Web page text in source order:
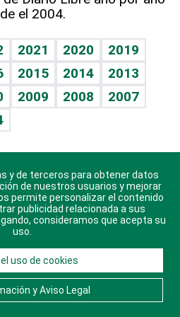
el 2004.
2021 2020
2019
2015 2014
2013
2009 2008
2007
para Android, iOS y
Huawei.
los derechos reservados.
. Ponte en Contacto
más sobre Diario Libre
y de terceros para obtener datos
de nuestros usuarios y mejorar
permite personalizar el contenido
publicidad relacionada a sus
consideramos que acepta su
uso.
uso de cookies
y Aviso Legal